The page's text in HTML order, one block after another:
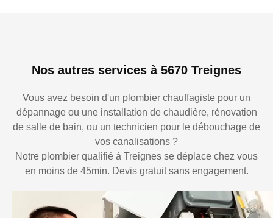
Nos autres services à 5670 Treignes
Vous avez besoin d'un plombier chauffagiste pour un
dépannage ou une installation de chaudière, rénovation
de salle de bain, ou un technicien pour le débouchage de
vos canalisations ?
Notre plombier qualifié à Treignes se déplace chez vous
en moins de 45min. Devis gratuit sans engagement.